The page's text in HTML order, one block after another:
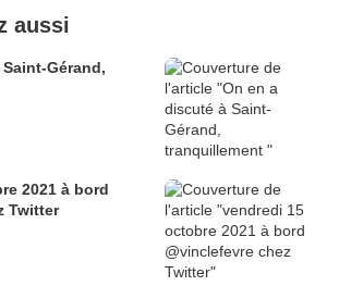
aussi
Gérand,
2021 à bord
Twitter